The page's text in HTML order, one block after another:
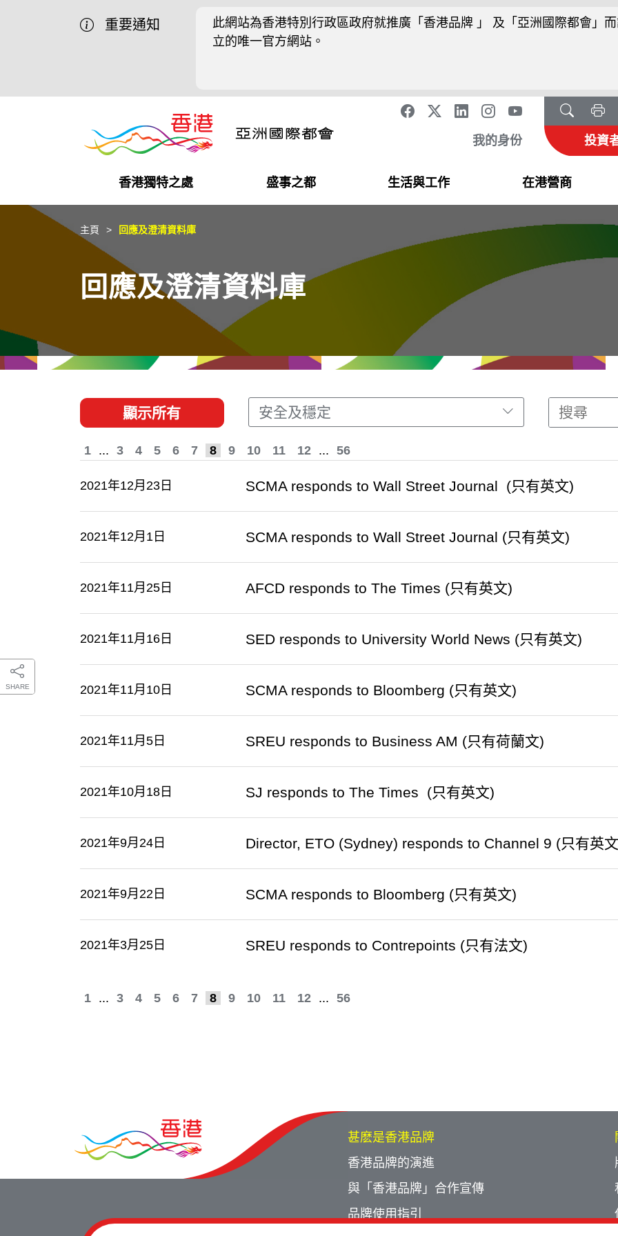
重要通知
此網站為香港特別行政區政府就推廣「香港品牌 」 及「亞洲國際都會」
立的唯一官方網站。
我的身份 投資
香港獨特之處
營商機會
獨特優勢
盛事之都
盛事之都
最新活動精選
生活與工作
在港工作
都會生活
在港營商
在港創業
初創企業
推廣香港@中國內地
推廣香港@中東
推廣香港@粵港澳大灣區
最新資訊
媒體資訊
SHARE
主頁 回應及澄清資料庫
回應及澄清資料庫
顯示所有 安全及穩定
1 ... 3 4 5 6 7 8 9 10 11 12 ... 56
2021年12月23日 SCMA responds to Wall Street Journal (只有英文)
2021年12月1日 SCMA responds to Wall Street Journal (只有英文)
2021年11月25日 AFCD responds to The Times (只有英文)
2021年11月16日 SED responds to University World News (只有英文)
2021年11月10日 SCMA responds to Bloomberg (只有英文)
2021年11月5日 SREU responds to Business AM (只有荷蘭文)
2021年10月18日 SJ responds to The Times (只有英文)
2021年9月24日 Director, ETO (Sydney) responds to Channel 9 (只有英
2021年9月22日 SCMA responds to Bloomberg (只有英文)
2021年3月25日 SREU responds to Contrepoints (只有法文)
1 ... 3 4 5 6 7 8 9 10 11 12 ... 56
甚麽是香港品牌
香港品牌的演進
與「香港品牌」合作宣傳
品牌使用指引